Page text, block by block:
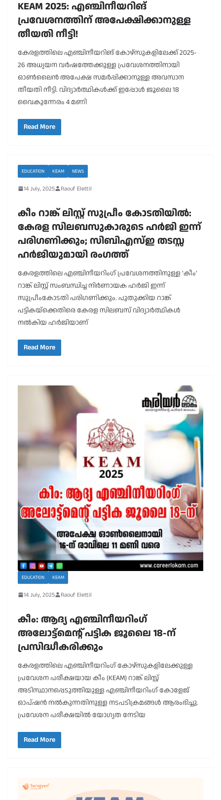
KEAM 2025: എഞ്ചിനീയറിങ്
പ്രവേശനത്തിന് അപേക്ഷിക്കാനുള്ള
തീയതി നീട്ടി!
കേരളത്തിലെ എഞ്ചിനീയറിങ് കോഴ്സുകളിലേക്ക് 2025-
26 അധ്യയന വർഷത്തേക്കുള്ള പ്രവേശനത്തിനായി
ഓൺലൈൻ അപേക്ഷ സമർപ്പിക്കാനുള്ള അവസാന
തീയതി നീട്ടി. വിദ്യാർത്ഥികൾക്ക് ഇപ്പോൾ ജൂലൈ 18
വൈകുന്നേരം 4 മണി
Read More
EDUCATION KEAM NEWS
14 July, 2025 Raouf Elettil
കീം റാങ്ക് ലിസ്റ്റ് സുപ്രീം കോടതിയിൽ:
കേരള സിലബസുകാരുടെ ഹർജി ഇന്ന്
പരിഗണിക്കും; സിബിഎസ്ഇ തടസ്സ
ഹർജിയുമായി രംഗത്ത്
കേരളത്തിലെ എഞ്ചിനീയറിംഗ് പ്രവേശനത്തിനുള്ള ‘കീം’
റാങ്ക് ലിസ്റ്റ് സംബന്ധിച്ച നിർണായക ഹർജി ഇന്ന്
സുപ്രീംകോടതി പരിഗണിക്കും. പുതുക്കിയ റാങ്ക്
പട്ടികയ്ക്കെതിരെ കേരള സിലബസ് വിദ്യാർത്ഥികൾ
നൽകിയ ഹർജിയാണ്
Read More
EDUCATION KEAM
14 July, 2025 Raouf Elettil
കീം: ആദ്യ എഞ്ചിനീയറിംഗ്
അലോട്ട്മെൻ്റ് പട്ടിക ജൂലൈ 18-ന്
പ്രസിദ്ധീകരിക്കും
കേരളത്തിലെ എഞ്ചിനീയറിംഗ് കോഴ്സുകളിലേക്കുള്ള
പ്രവേശന പരീക്ഷയായ കീം (KEAM) റാങ്ക് ലിസ്റ്റ്
അടിസ്ഥാനപ്പെടുത്തിയുള്ള എഞ്ചിനീയറിംഗ് കോളേജ്
ഓപ്ഷൻ നൽകുന്നതിനുള്ള നടപടിക്രമങ്ങൾ ആരംഭിച്ചു.
പ്രവേശന പരീക്ഷയിൽ യോഗ്യത നേടിയ
Read More